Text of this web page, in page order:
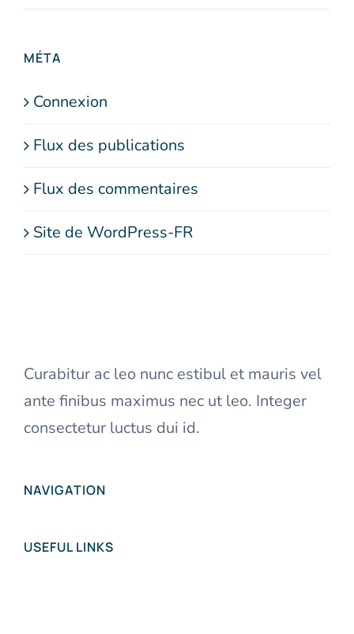
MÉTA
Connexion
Flux des publications
Flux des commentaires
Site de WordPress-FR
Curabitur ac leo nunc estibul et mauris vel
ante finibus maximus nec ut leo. Integer
consectetur luctus dui id.
NAVIGATION
USEFUL LINKS